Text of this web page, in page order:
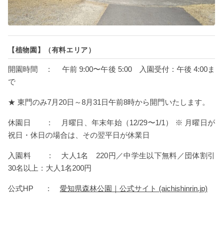
【植物園】（有料エリア）
開園時間 ： 午前 9:00〜午後 5:00 入園受付：午後 4:00ま
で
★ 東門のみ7月20日～8月31日午前8時から開門いたします。
休園日 ： 月曜日、年末年始（12/29〜1/1） ※ 月曜日が
祝日・休日の場合は、その翌平日が休業日
入園料 ： 大人1名 220円／中学生以下無料／団体割引
30名以上：大人1名200円
公式HP ： 愛知県森林公園｜公式サイト (aichishinrin.jp)